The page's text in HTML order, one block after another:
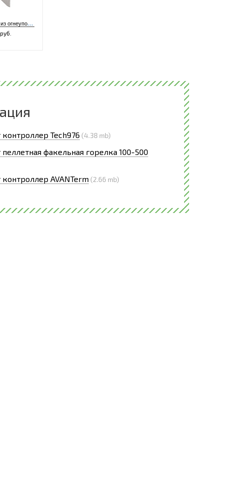
В
ставка из огнеупорного бетона 300 кВт
контроллер Tech976 (4.38 mb)
пеллетная факельная горелка 100-500
контроллер AVANTerm (2.66 mb)